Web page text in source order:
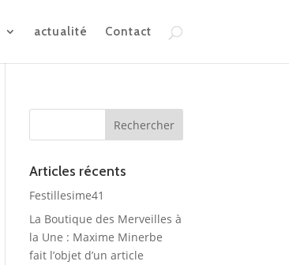
actualité Contact
Articles récents
Festillesime41
La Boutique des Merveilles à
la Une : Maxime Minerbe
fait l’objet d’un article